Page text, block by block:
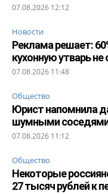
07.08.2026 12:12
Новости
Реклама решает:
кухонную утварь не
07.08.2026 11:48
Общество
Юрист напомнила
шумными
07.08.2026 11:12
Общество
Некоторые
27 тысяч рублей к